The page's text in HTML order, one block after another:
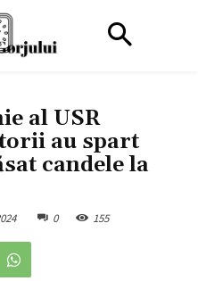
al USR
au spart
candele la
0 155